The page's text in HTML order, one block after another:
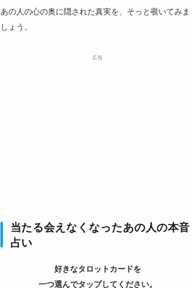
あの人の心の奥に隠された真実を、そっと覗いてみま
しょう。
広告
当たる会えなくなったあの人の本音
占い
好きなタロットカードを
一つ選んでタップしてください。